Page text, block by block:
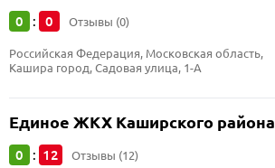
0 : 0 Отзывы (0)
Российская Федерация, Московская область,
Кашира город, Садовая улица, 1-А
Единое ЖКХ Каширского района
0 : 12 Отзывы (12)